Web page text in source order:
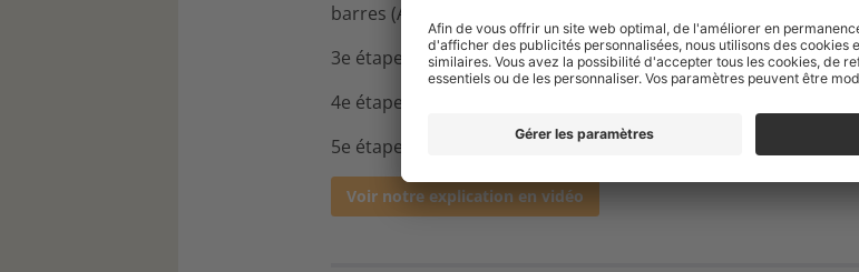
barres (Android)
3e étape: cliquer sur "Autres avantages Supercard"
4e étape: cliquer sur "Payez votre parking avec des superpoints"
5e étape: ajouter un véhicule
Voir notre explication en vidéo